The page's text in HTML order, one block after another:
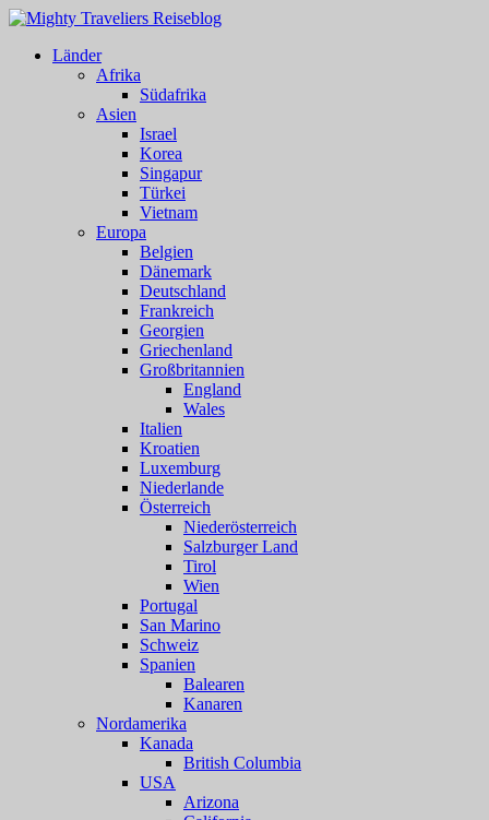
Länder
Afrika
Südafrika
Asien
Israel
Korea
Singapur
Türkei
Vietnam
Europa
Belgien
Dänemark
Deutschland
Frankreich
Georgien
Griechenland
Großbritannien
England
Wales
Italien
Kroatien
Luxemburg
Niederlande
Österreich
Niederösterreich
Salzburger Land
Tirol
Wien
Portugal
San Marino
Schweiz
Spanien
Balearen
Kanaren
Nordamerika
Kanada
British Columbia
USA
Arizona